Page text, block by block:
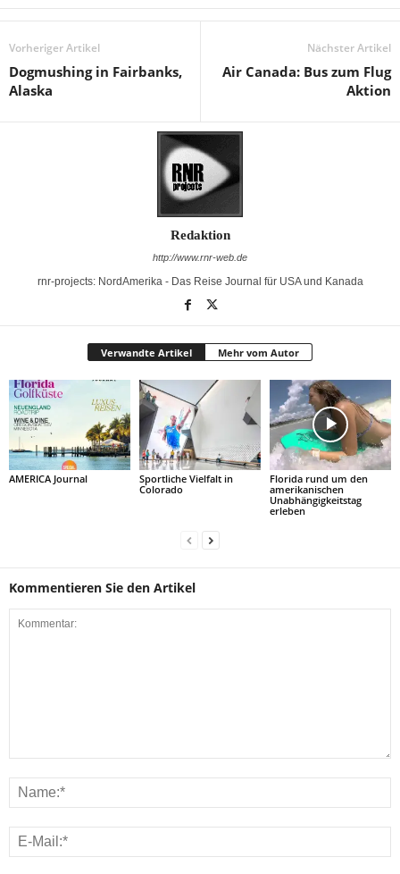
Vorheriger Artikel
Dogmushing in Fairbanks,
Alaska
Nächster Artikel
Air Canada: Bus zum Flug
Aktion
Redaktion
http://www.rnr-web.de
rnr-projects: NordAmerika - Das Reise Journal für USA und Kanada
Verwandte Artikel Mehr vom Autor
AMERICA Journal
Sportliche Vielfalt in
Colorado
Florida rund um den
amerikanischen
Unabhängigkeitstag
erleben
Kommentieren Sie den Artikel